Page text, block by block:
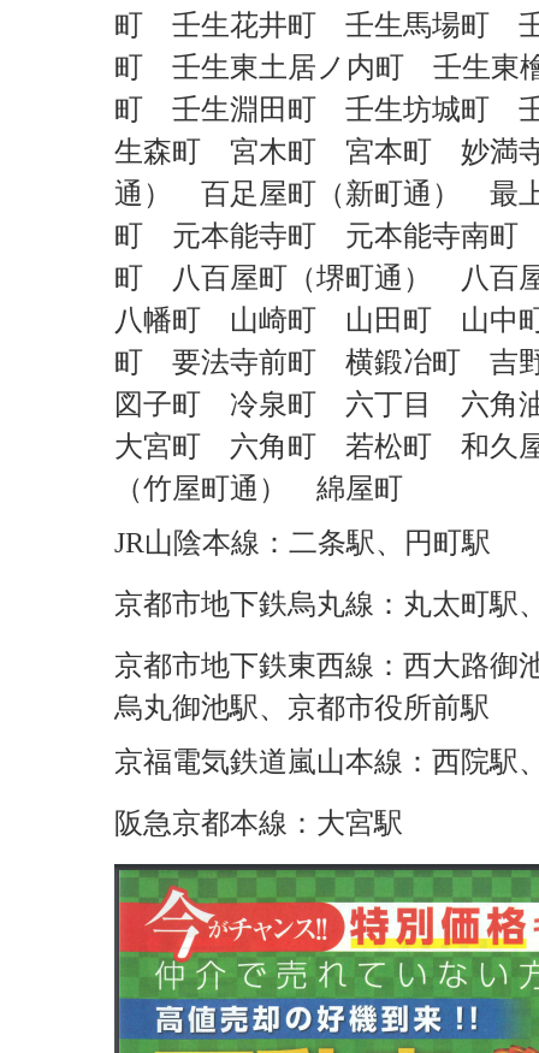
町 壬生花井町 壬生馬場町
町 壬生東土居ノ内町 壬生東
町 壬生淵田町 壬生坊城町
生森町 宮木町 宮本町 妙満
通） 百足屋町（新町通） 最
町 元本能寺町 元本能寺南
町 八百屋町（堺町通） 八百
八幡町 山崎町 山田町 山中
町 要法寺前町 横鍛冶町 吉
図子町 冷泉町 六丁目 六角
大宮町 六角町 若松町 和久
（竹屋町通） 綿屋町
JR山陰本線：二条駅、円町駅
京都市地下鉄烏丸線：丸太町駅
京都市地下鉄東西線：西大路御
烏丸御池駅、京都市役所前駅
京福電気鉄道嵐山本線：西院駅
阪急京都本線：大宮駅